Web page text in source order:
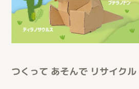
つくって あそんで リサイクル